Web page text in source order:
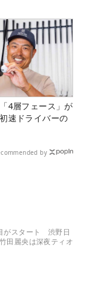
4層フェース」が
速ドライバーの
by
がスタート 渋野日
田麗央は深夜ティオ